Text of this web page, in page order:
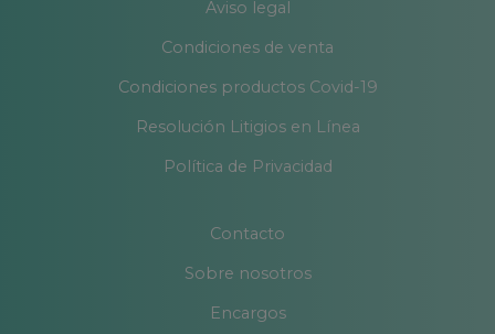
Aviso legal
Condiciones de venta
Condiciones productos Covid-19
Resolución Litigios en Línea
Política de Privacidad
Contacto
Sobre nosotros
Encargos